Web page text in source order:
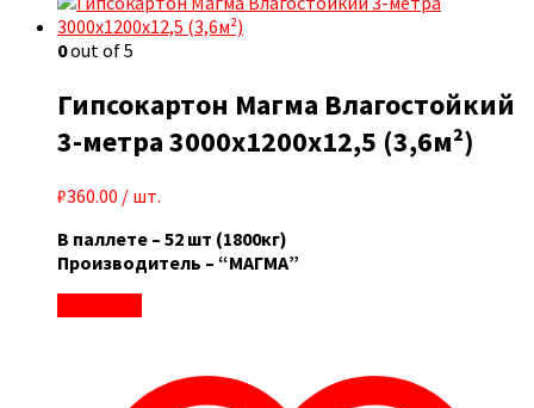
0out of 5
Гипсокартон Магма Влагостойкий
3-метра 3000x1200x12,5 (3,6м²)
₽360.00 / шт.
В паллете – 52 шт (1800кг)
Производитель – “МАГМА”